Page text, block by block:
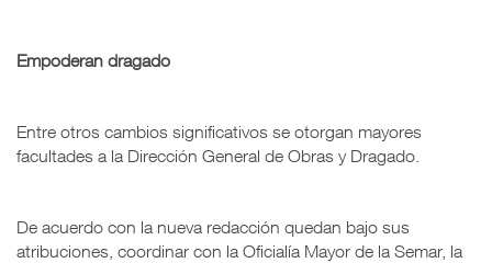
Empoderan dragado
Entre otros cambios significativos se otorgan mayores
facultades a la Dirección General de Obras y Dragado.
De acuerdo con la nueva redacción quedan bajo sus
atribuciones, coordinar con la Oficialía Mayor de la Semar, la